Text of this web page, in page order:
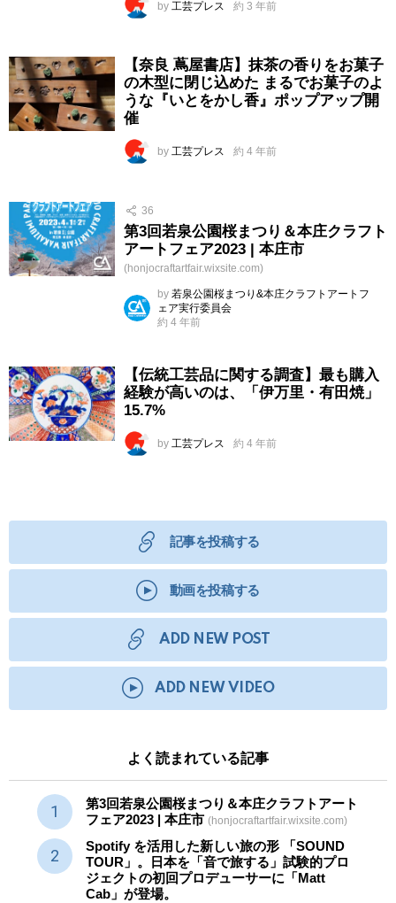
by 工芸プレス 約 3 年前
【奈良 蔦屋書店】抹茶の香りをお菓子
の木型に閉じ込めた まるでお菓子のよ
うな『いとをかし香』ポップアップ開
催
by 工芸プレス 約 4 年前
36
第3回若泉公園桜まつり＆本庄クラフト
アートフェア2023 | 本庄市
(honjocraftartfair.wixsite.com)
by 若泉公園桜まつり&本庄クラフトアートフ
ェア実行委員会
約 4 年前
【伝統工芸品に関する調査】最も購入
経験が高いのは、「伊万里・有田焼」
15.7%
by 工芸プレス 約 4 年前
記事を投稿する
動画を投稿する
ADD NEW POST
ADD NEW VIDEO
よく読まれている記事
第3回若泉公園桜まつり＆本庄クラフトアート
フェア2023 | 本庄市 (honjocraftartfair.wixsite.com)
Spotify を活用した新しい旅の形 「SOUND
TOUR」。日本を「音で旅する」試験的プロ
ジェクトの初回プロデューサーに「Matt
Cab」が登場。